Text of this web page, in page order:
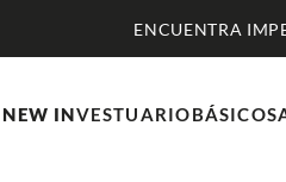
ENCUENTRA
NEW INVESTUARIOBÁSICOS